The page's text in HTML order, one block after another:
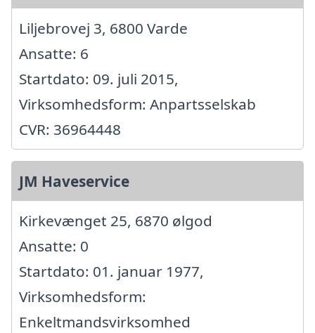
Liljebrovej 3, 6800 Varde
Ansatte: 6
Startdato: 09. juli 2015,
Virksomhedsform: Anpartsselskab
CVR: 36964448
JM Haveservice
Kirkevænget 25, 6870 ølgod
Ansatte: 0
Startdato: 01. januar 1977,
Virksomhedsform:
Enkeltmandsvirksomhed